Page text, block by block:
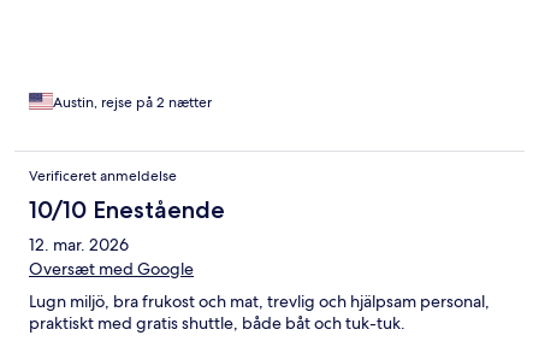
Austin, rejse på 2 nætter
Verificeret anmeldelse
10/10 Enestående
12. mar. 2026
Oversæt med Google
Lugn miljö, bra frukost och mat, trevlig och hjälpsam personal,
praktiskt med gratis shuttle, både båt och tuk-tuk.